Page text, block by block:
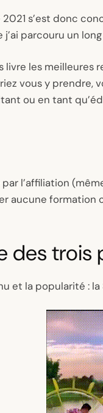
s’est donc
parcouru un
livre les meilleures
vous y prendre,
ou en tant
l’affiliation
aucune formation
des trois
et la popularité : la